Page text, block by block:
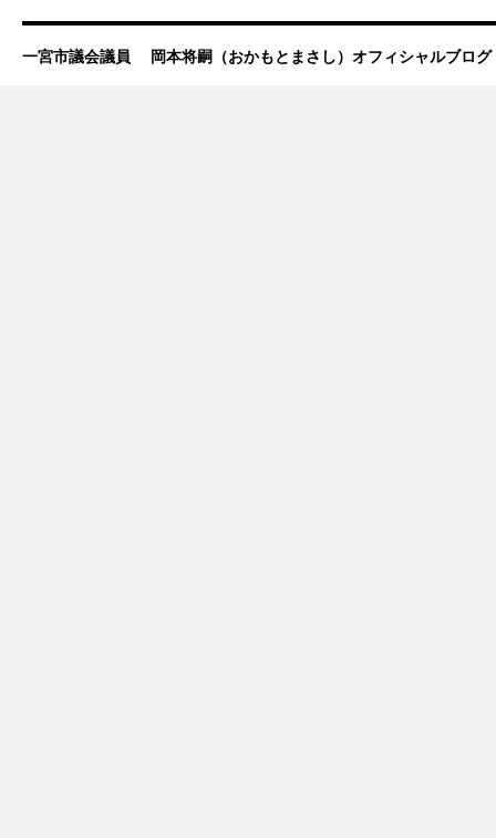
一宮市議会議員 岡本将嗣（おかもとまさし）オフィシャルブログ